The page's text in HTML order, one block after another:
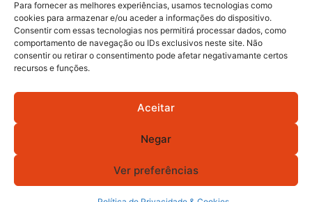
Para fornecer as melhores experiências, usamos tecnologias como
cookies para armazenar e/ou aceder a informações do dispositivo.
Consentir com essas tecnologias nos permitirá processar dados, como
comportamento de navegação ou IDs exclusivos neste site. Não
consentir ou retirar o consentimento pode afetar negativamante certos
recursos e funções.
Aceitar
Negar
Ver preferências
Subscreva Newsletter:
QUERO ADERIR
Política de Privacidade